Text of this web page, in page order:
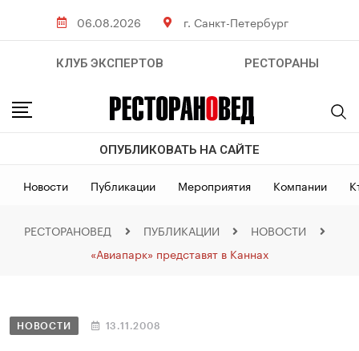
06.08.2026 г. Санкт-Петербург
КЛУБ ЭКСПЕРТОВ РЕСТОРАНЫ
ОПУБЛИКОВАТЬ НА САЙТЕ
Новости Публикации Мероприятия Компании
РЕСТОРАНОВЕД ПУБЛИКАЦИИ
НОВОСТИ
«Авиапарк» представят в Каннах
НОВОСТИ 13.11.2008